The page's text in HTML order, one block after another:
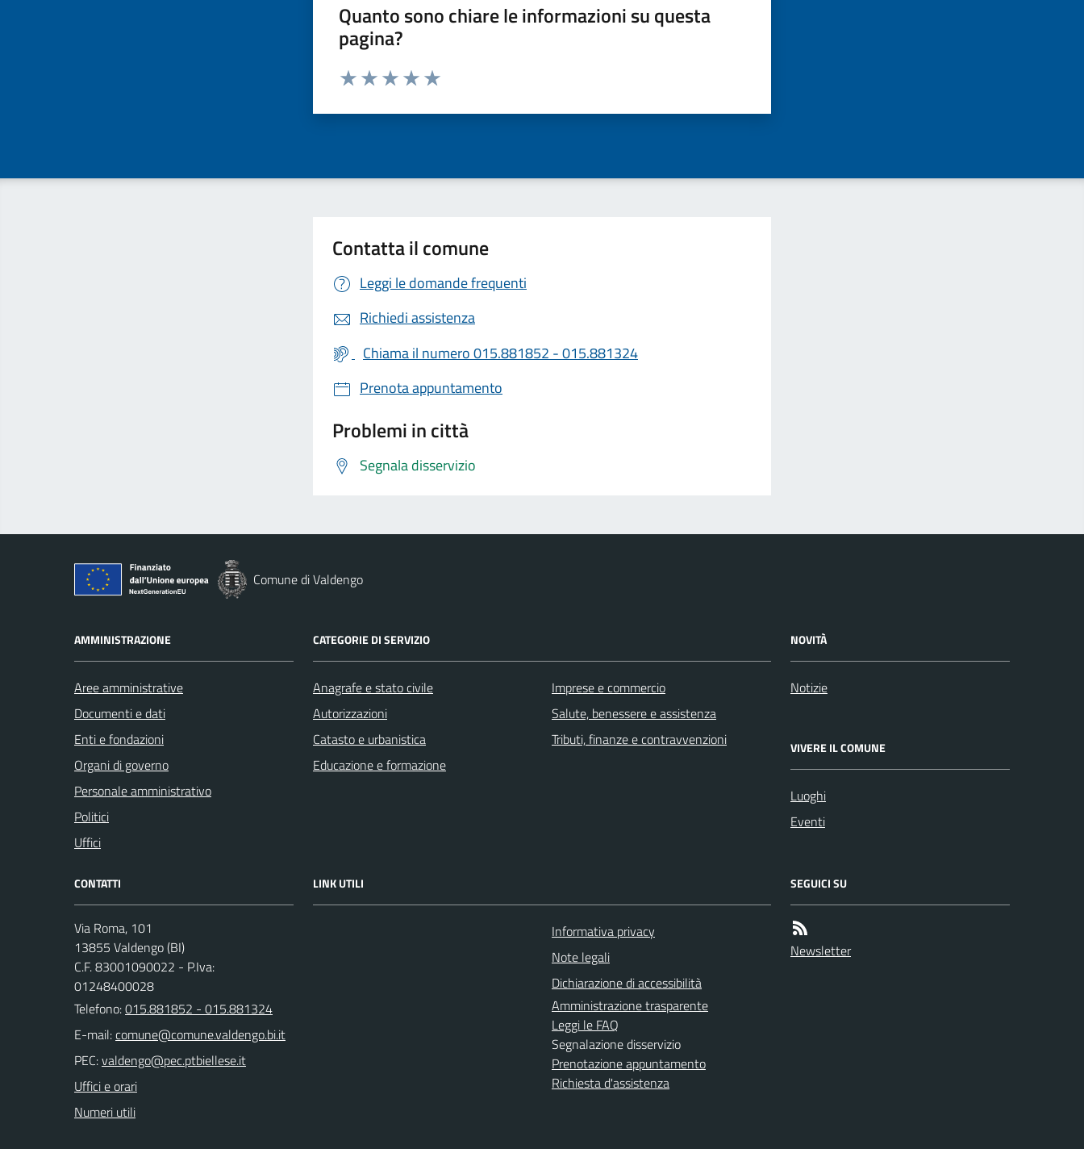
Quanto sono chiare le informazioni su questa
pagina?
Valuta da 1 a 5 stelle la pagina
Contatta il comune
Leggi le domande frequenti
Richiedi assistenza
Chiama il numero 015.881852 - 015.881324
Prenota appuntamento
Problemi in città
Segnala disservizio
Comune di Valdengo
AMMINISTRAZIONE
Aree amministrative
Documenti e dati
Enti e fondazioni
Organi di governo
Personale amministrativo
Politici
Uffici
CATEGORIE DI SERVIZIO
Anagrafe e stato civile
Autorizzazioni
Catasto e urbanistica
Educazione e formazione
Imprese e commercio
Salute, benessere e assistenza
Tributi, finanze e contravvenzioni
NOVITÀ
Notizie
VIVERE IL COMUNE
Luoghi
Eventi
CONTATTI
Via Roma, 101
13855 Valdengo (BI)
C.F. 83001090022 - P.Iva:
01248400028
Telefono:015.881852 - 015.881324
E-mail:
PEC:
Uffici e orari
Numeri utili
LINK UTILI
Informativa privacy
Note legali
Dichiarazione di accessibilità
Amministrazione trasparente
Leggi le FAQ
Segnalazione disservizio
Prenotazione appuntamento
Richiesta d'assistenza
SEGUICI SU
Newsletter